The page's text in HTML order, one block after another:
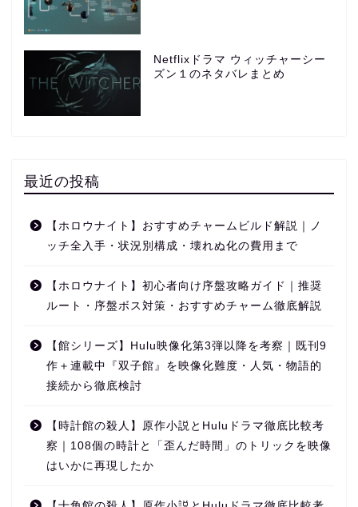
Netflixドラマ ウィッチャーシー
ズン１のネタバレまとめ
最近の投稿
【ホロウナイト】おすすめチャームビルド解説｜ノ
ッチ全入手・状況別構成・壊れぬ化の費用まで
【ホロウナイト】初心者向け序盤攻略ガイド｜推奨
ルート・序盤ボス対策・おすすめチャーム徹底解説
【館シリーズ】Hulu映像化第3弾以降を考察｜既刊9
作＋連載中『双子館』を映像化難度・人気・物語的
接続から徹底検討
【時計館の殺人】原作小説とHuluドラマ徹底比較考
察｜108個の時計と「歪んだ時間」のトリックを映像
はいかに再現したか